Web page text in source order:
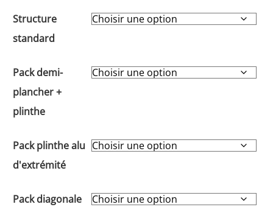
Structure
standard
Pack demi-
plancher +
plinthe
Pack plinthe alu
d'extrémité
Pack diagonale